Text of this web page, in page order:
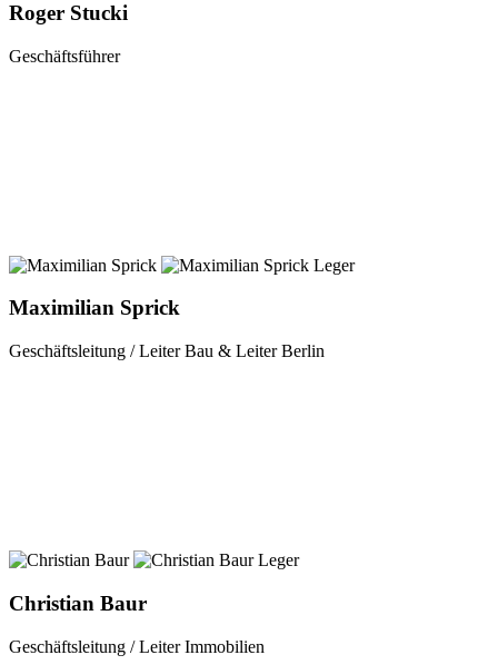
Roger Stucki
Geschäftsführer
Maximilian Sprick
Geschäftsleitung / Leiter Bau & Leiter Berlin
Christian Baur
Geschäftsleitung / Leiter Immobilien